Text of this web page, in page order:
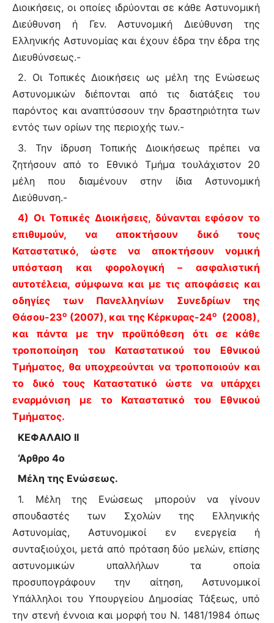
Διοικήσεις, οι οποίες ιδρύονται σε κάθε Αστυνομική
Διεύθυνση ή Γεν. Αστυνομική Διεύθυνση της
Ελληνικής Αστυνομίας και έχουν έδρα την έδρα της
Διευθύνσεως.-
2. Οι Τοπικές Διοικήσεις ως μέλη της Ενώσεως
Αστυνομικών διέπονται από τις διατάξεις του
παρόντος και αναπτύσσουν την δραστηριότητα των
εντός των ορίων της περιοχής των.-
3. Την ίδρυση Τοπικής Διοικήσεως πρέπει να
ζητήσουν από το Εθνικό Τμήμα τουλάχιστον 20
μέλη που διαμένουν στην ίδια Αστυνομική
Διεύθυνση.-
4)Oι Τοπικές Διοικήσεις, δύνανται εφόσον το
επιθυμούν, να αποκτήσουν δικό τους
Καταστατικό, ώστε να αποκτήσουν νομική
υπόσταση και φορολογική – ασφαλιστική
αυτοτέλεια, σύμφωνα και με τις αποφάσεις και
οδηγίες των Πανελληνίων Συνεδρίων της
Θάσου-23ο (2007), και της Κέρκυρας-24ο
(2008),
και πάντα με την προϋπόθεση ότι σε κάθε
τροποποίηση του Καταστατικού του Εθνικού
Τμήματος, θα υποχρεούνται να τροποποιούν και
το δικό τους Καταστατικό ώστε να υπάρχει
εναρμόνιση με το Καταστατικό του Εθνικού
Τμήματος.
ΚΕΦΑΛΑΙΟ II
‘Αρθρο 4ο
Μέλη της Ενώσεως.
1. Μέλη της Ενώσεως μπορούν να γίνουν
σπουδαστές των Σχολών της Ελληνικής
Αστυνομίας, Αστυνομικοί εν ενεργεία ή
συνταξιούχοι, μετά από πρόταση δύο μελών, επίσης
αστυνομικών υπαλλήλων τα οποία
προσυπογράφουν την αίτηση, Αστυνομικοί
Υπάλληλοι του Υπουργείου Δημοσίας Τάξεως, υπό
την στενή έννοια και μορφή του Ν. 1481/1984 όπως